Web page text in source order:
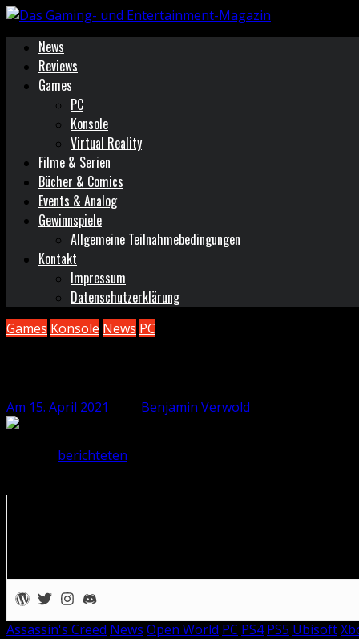
News
Reviews
Games
PC
Konsole
Virtual Reality
Filme & Serien
Bücher & Comics
Events & Analog
Gewinnspiele
Allgemeine Teilnahmebedingungen
Kontakt
Impressum
Datenschutzerklärung
Games Konsole News PC
Am 15. April 2021 Benjamin Verwold
berichteten
Assassin's Creed News Open World PC PS4 PS5 Ubisoft